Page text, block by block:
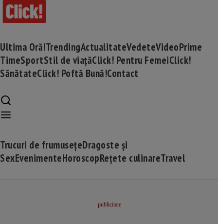
Ultima Oră!TrendingActualitateVedeteVideoPrime
TimeSportStil de viațăClick! Pentru FemeiClick!
SănătateClick! Poftă Bună!Contact
Trucuri de frumusețeDragoste și
SexEvenimenteHoroscopRețete culinareTravel